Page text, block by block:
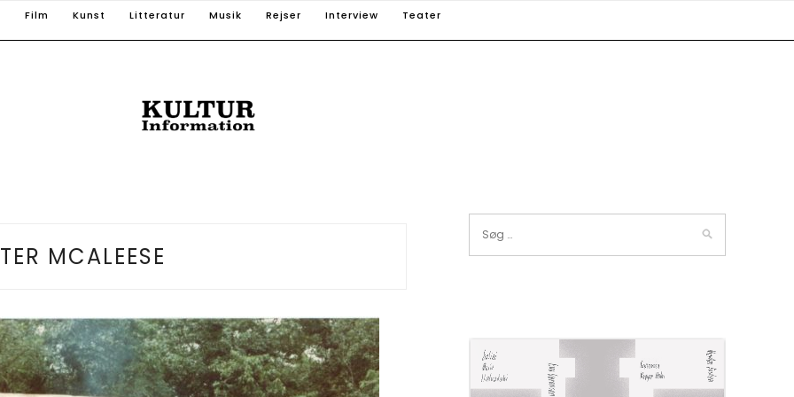
Film Kunst Litteratur Musik Rejser Interview Teater
MCALEESE